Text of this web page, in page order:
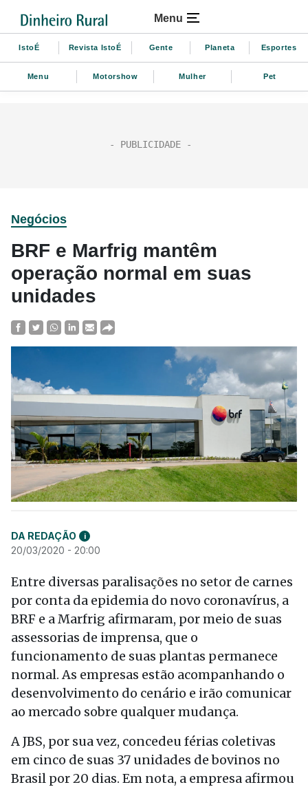
Menu
IstoÉ Revista IstoÉ Gente Planeta Esportes
Menu Motorshow Mulher Pet
Negócios
BRF e Marfrig mantêm
operação normal em suas
unidades
DA REDAÇÃO i
20/03/2020 - 20:00
Entre diversas paralisações no setor de carnes
por conta da epidemia do novo coronavírus, a
BRF e a Marfrig afirmaram, por meio de suas
assessorias de imprensa, que o
funcionamento de suas plantas permanece
normal. As empresas estão acompanhando o
desenvolvimento do cenário e irão comunicar
ao mercado sobre qualquer mudança.
A JBS, por sua vez, concedeu férias coletivas
em cinco de suas 37 unidades de bovinos no
Brasil por 20 dias. Em nota, a empresa afirmou